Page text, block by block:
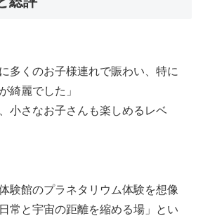
多くのお子様連れで賑わい、特に
綺麗でした」
小さなお子さんも楽しめるレベ
験館のプラネタリウム体験を想像
常と宇宙の距離を縮める場」とい